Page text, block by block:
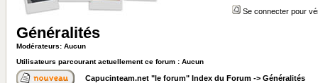
Se connecter pour
Généralités
Modérateurs: Aucun
Utilisateurs parcourant actuellement ce forum : Aucun
Capucinteam.net "le forum" Index du Forum -> Généralités